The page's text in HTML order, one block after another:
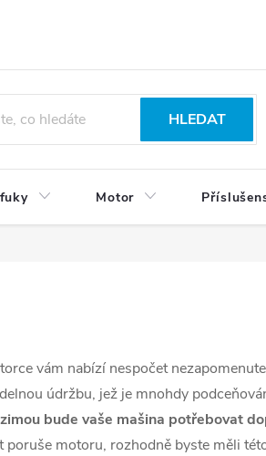
údajů
HLEDAT
Motor
vám nabízí nespočet
údržbu, jež je mnohdy
bude vaše mašina potřebovat
poruše motoru, rozhodně byste měli